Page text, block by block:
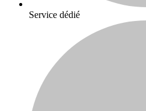
Service dédié